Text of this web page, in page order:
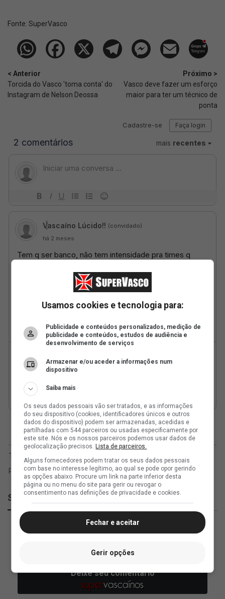
Fonte: SuperVasco‎‎‎‎‎‎
< Anterior
Torcida do Vasco 'toma conta' do
Instagram de Nelson Deossa
Próximo >
Vasco deve fazer um esforço
maior para ter um técnico de
ponta
SuperVasco
Usamos cookies e tecnologia para:
Publicidade e conteúdos personalizados, medição de
publicidade e conteúdos, estudos de audiência e
desenvolvimento de serviços
Armazenar e/ou aceder a informações num
dispositivo
Saiba mais
Os seus dados pessoais vão ser tratados, e as informações
do seu dispositivo (cookies, identificadores únicos e outros
dados do dispositivo) podem ser armazenadas, acedidas e
partilhadas com 544 parceiros ou usadas especificamente por
este site. Nós e os nossos parceiros podemos usar dados de
geolocalização precisos.Lista de parceiros.
Alguns fornecedores podem tratar os seus dados pessoais
com base no interesse legítimo, ao qual se pode opor gerindo
as opções abaixo. Procure um link na parte inferior desta
página ou no menu do site para gerir ou revogar o
consentimento nas definições de privacidade e cookies.
Fechar e aceitar
Gerir opções